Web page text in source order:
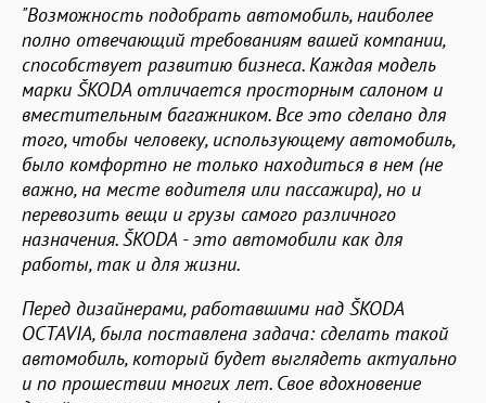
"Возможность подобрать автомобиль, наиболее
полно отвечающий требованиям вашей компании,
способствует развитию бизнеса. Каждая модель
марки ŠKODA отличается просторным салоном и
вместительным багажником. Все это сделано для
того, чтобы человеку, использующему автомобиль,
было комфортно не только находиться в нем (не
важно, на месте водителя или пассажира), но и
перевозить вещи и грузы самого различного
назначения. ŠKODA - это автомобили как для
работы, так и для жизни.
Перед дизайнерами, работавшими над ŠKODA
OCTAVIA, была поставлена задача: сделать такой
автомобиль, который будет выглядеть актуально
и по прошествии многих лет. Свое вдохновение